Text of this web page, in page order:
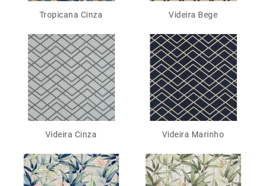
Tropicana Cinza Videira Bege
Videira Cinza Videira Marinho